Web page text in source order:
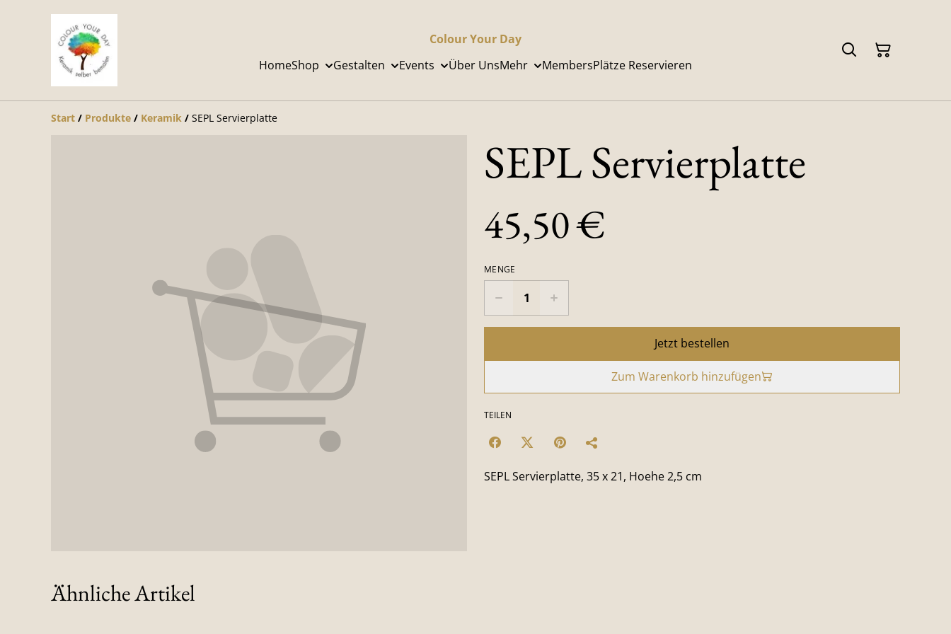
Colour Your Day
HomeShop Gestalten Events Über UnsMehr MembersPlätze Reservieren
Start / Produkte / Keramik / SEPL Servierplatte
SEPL Servierplatte
45,50 €
MENGE
Jetzt bestellen
Zum Warenkorb hinzufügen
TEILEN
SEPL Servierplatte, 35 x 21, Hoehe 2,5 cm
Ähnliche Artikel